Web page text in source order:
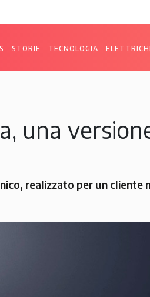
una
realizzato per un
STORIE TECNOLOGIA